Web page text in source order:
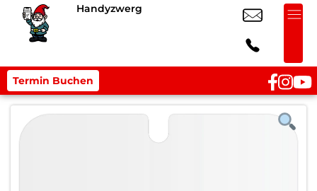
Handyzwerg
Termin Buchen